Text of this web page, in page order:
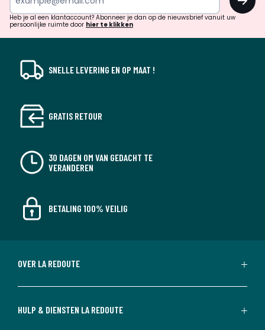
verrassingen?
Heb je al een klantaccount? Abonneer je dan op de nieuwsbrief vanuit uw
persoonlijke ruimte door hier te klikken
SNELLE LEVERING EN OP MAAT !
GRATIS RETOUR
30 DAGEN OM VAN GEDACHT TE
VERANDEREN
BETALING 100% VEILIG
OVER LA REDOUTE
HULP & DIENSTEN LA REDOUTE